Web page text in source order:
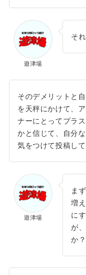
遊津場
そ
そのデメリットと
を天秤にかけて、
ナーにとってプラ
かと信じて、自分
気をつけて投稿して
遊津場
ま
増
に
が
か？